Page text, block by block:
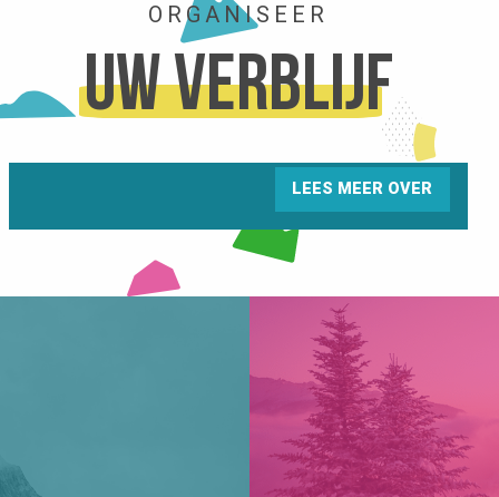
ORGANISEER
Uw verblijf
ACTIVITEITEN
LEES MEER OVER